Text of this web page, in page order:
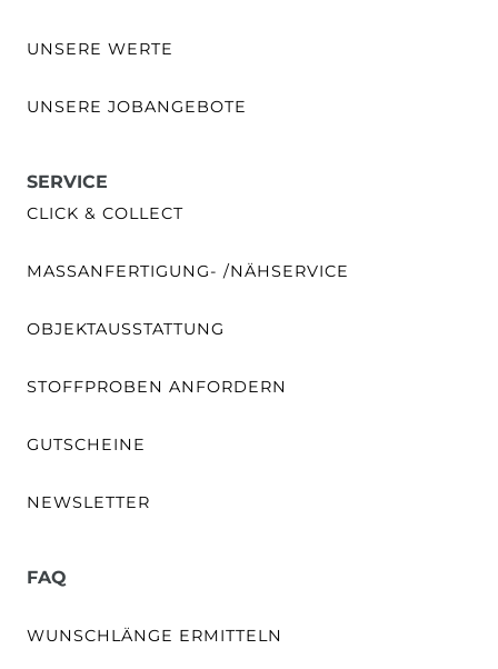
UNSERE WERTE
UNSERE JOBANGEBOTE
SERVICE
CLICK & COLLECT
MASSANFERTIGUNG- /NÄHSERVICE
OBJEKTAUSSTATTUNG
STOFFPROBEN ANFORDERN
GUTSCHEINE
NEWSLETTER
FAQ
WUNSCHLÄNGE ERMITTELN